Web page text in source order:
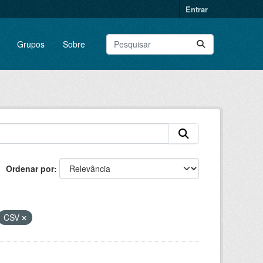
Entrar
Grupos Sobre
Ordenar por
CSV